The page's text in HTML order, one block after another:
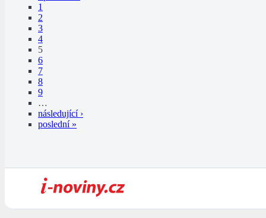
1
2
3
4
5
6
7
8
9
…
následující ›
poslední »